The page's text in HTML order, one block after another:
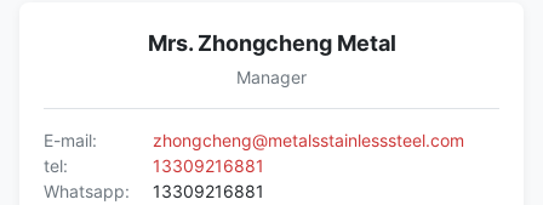
Mrs. Zhongcheng Metal
Manager
E-mail:
zhongcheng@metalsstainlesssteel.com
tel:
13309216881
Whatsapp:
13309216881